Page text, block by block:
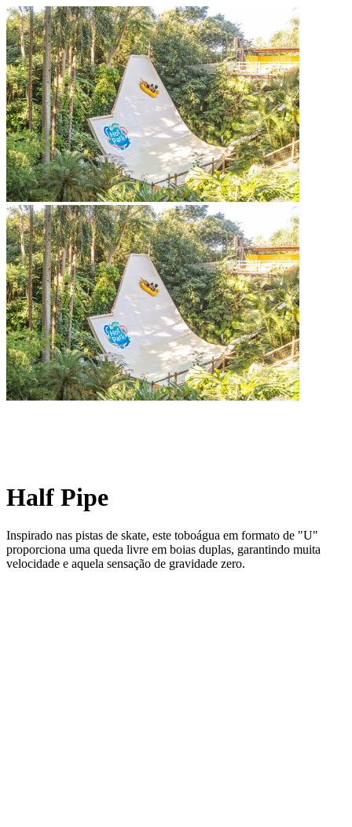
Half Pipe
Inspirado nas pistas de skate, este toboágua em formato de "U"
proporciona uma queda livre em boias duplas, garantindo muita
velocidade e aquela sensação de gravidade zero.